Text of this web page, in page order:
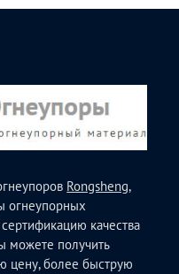
Rongsheng,
огнеупорных
качества
можете получить
цену, более быструю